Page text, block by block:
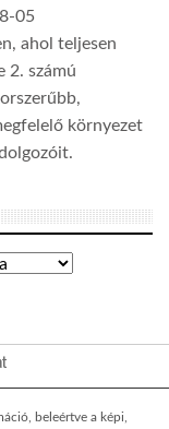
05
ahol teljesen
2. számú
környezet
beleértve a képi,